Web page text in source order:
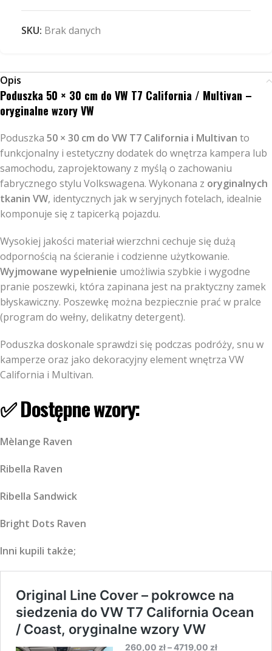
SKU: Brak danych
Opis
Poduszka 50 × 30 cm do VW T7 California / Multivan –
oryginalne wzory VW
Poduszka 50 × 30 cm do VW T7 California i Multivan to
funkcjonalny i estetyczny dodatek do wnętrza kampera lub
samochodu, zaprojektowany z myślą o zachowaniu
fabrycznego stylu Volkswagena. Wykonana z oryginalnych
tkanin VW, identycznych jak w seryjnych fotelach, idealnie
komponuje się z tapicerką pojazdu.
Wysokiej jakości materiał wierzchni cechuje się dużą
odpornością na ścieranie i codzienne użytkowanie.
Wyjmowane wypełnienie umożliwia szybkie i wygodne
pranie poszewki, która zapinana jest na praktyczny zamek
błyskawiczny. Poszewkę można bezpiecznie prać w pralce
(program do wełny, delikatny detergent).
Poduszka doskonale sprawdzi się podczas podróży, snu w
kamperze oraz jako dekoracyjny element wnętrza VW
California i Multivan.
✅ Dostępne wzory:
Mèlange Raven
Ribella Raven
Ribella Sandwick
Bright Dots Raven
Inni kupili także;